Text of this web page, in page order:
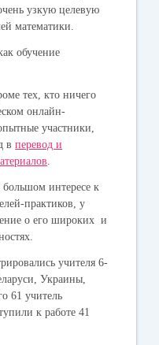
узкую целевую
математики.
обучение
тех, кто ничего
онлайн-
участники,
вперевод и
интересе к
практиков, у
о его широких и
учителя 6-
Украины,
61 учитель
к работе 41